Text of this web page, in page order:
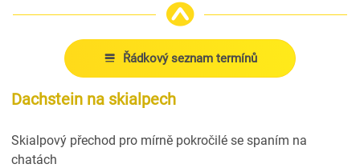
Řádkový seznam termínů
Dachstein na skialpech
Skialpový přechod pro mírně pokročilé se spaním na
chatách